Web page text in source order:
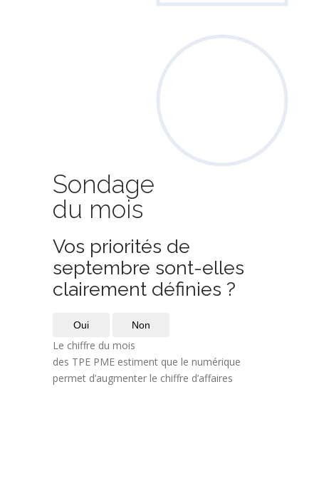
Sondage
du mois
Vos priorités de
septembre sont-elles
clairement définies ?
Oui Non
Le chiffre du mois
des TPE PME estiment que le numérique
permet d’augmenter le chiffre d’affaires